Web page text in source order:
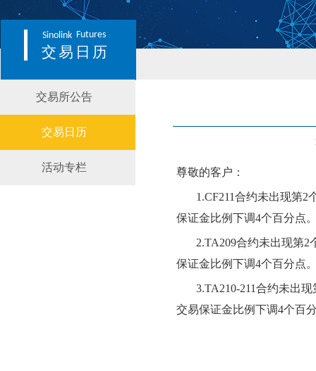
Sinolink Futures
交易日历
交易所公告
交易日历
活动专栏 尊敬的客户：
1.CF211合约未出现第2
保证金比例下调4个百分点
2.TA209合约未出现第2
保证金比例下调4个百分点
3.TA210-211合约未出现
交易保证金比例下调4个百